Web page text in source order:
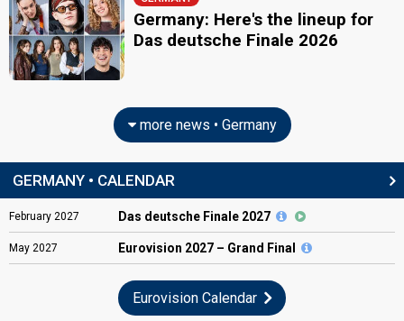
Germany: Here's the lineup for
Das deutsche Finale 2026
more news • Germany
GERMANY • CALENDAR
February 2027 Das deutsche Finale 2027
May 2027 Eurovision 2027 – Grand Final
Eurovision Calendar